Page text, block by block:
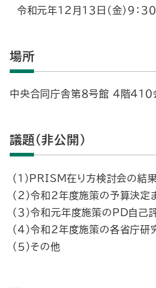
令和元年１２月１３日（金）９：３０
場所
中央合同庁舎第８号館 ４階４１０
議題（非公開）
（１）PRISM在り方検討会の結
（２）令和2年度施策の予算決
（３）令和元年度施策のPD自己
（４）令和2年度施策の各省庁
（５）その他